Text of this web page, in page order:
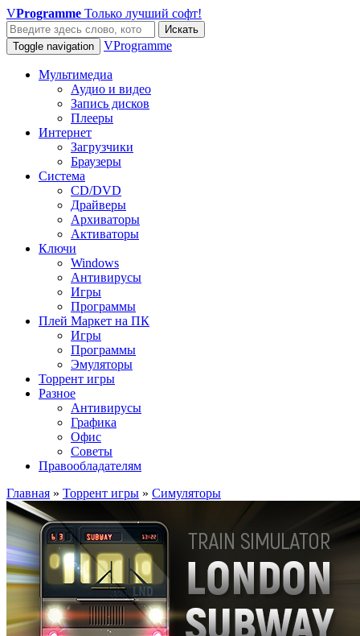
VProgramme Только лучший софт!
Искать
Toggle navigation
VProgramme
Мультимедиа
Аудио и видео
Запись дисков
Плееры
Интернет
Загрузчики
Браузеры
Система
CD/DVD
Драйверы
Архиваторы
Активаторы
Ключи
Windows
Антивирусы
Игры
Программы
Плей Маркет на ПК
Игры
Программы
Эмуляторы
Торрент игры
Разное
Антивирусы
Графика
Офис
Советы
Правообладателям
Главная » Торрент игры » Симуляторы